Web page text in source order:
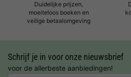
Duidelijke prijzen,
moeiteloos boeken en
veilige betaalomgeving
Schrijf je in voor onze nieuwsbrief
voor de allerbeste aanbiedingen!